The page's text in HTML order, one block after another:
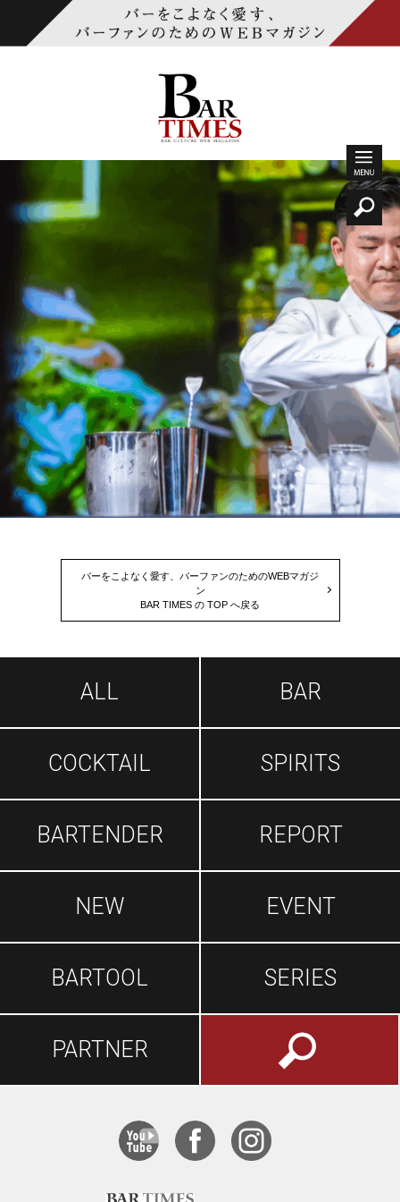
バーをこよなく愛す、バーファンのためのWEBマガジ
ン
BAR TIMES の TOP へ戻る
ALL BAR
COCKTAIL SPIRITS
BARTENDER REPORT
NEW EVENT
BARTOOL SERIES
PARTNER